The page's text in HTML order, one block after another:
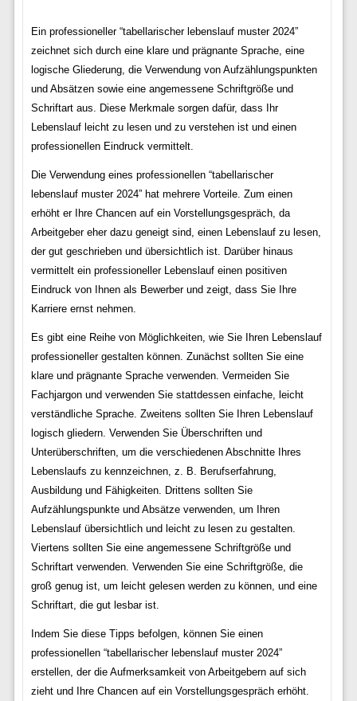
Ein professioneller “tabellarischer lebenslauf muster 2024”
zeichnet sich durch eine klare und prägnante Sprache, eine
logische Gliederung, die Verwendung von Aufzählungspunkten
und Absätzen sowie eine angemessene Schriftgröße und
Schriftart aus. Diese Merkmale sorgen dafür, dass Ihr
Lebenslauf leicht zu lesen und zu verstehen ist und einen
professionellen Eindruck vermittelt.
Die Verwendung eines professionellen “tabellarischer
lebenslauf muster 2024” hat mehrere Vorteile. Zum einen
erhöht er Ihre Chancen auf ein Vorstellungsgespräch, da
Arbeitgeber eher dazu geneigt sind, einen Lebenslauf zu lesen,
der gut geschrieben und übersichtlich ist. Darüber hinaus
vermittelt ein professioneller Lebenslauf einen positiven
Eindruck von Ihnen als Bewerber und zeigt, dass Sie Ihre
Karriere ernst nehmen.
Es gibt eine Reihe von Möglichkeiten, wie Sie Ihren Lebenslauf
professioneller gestalten können. Zunächst sollten Sie eine
klare und prägnante Sprache verwenden. Vermeiden Sie
Fachjargon und verwenden Sie stattdessen einfache, leicht
verständliche Sprache. Zweitens sollten Sie Ihren Lebenslauf
logisch gliedern. Verwenden Sie Überschriften und
Unterüberschriften, um die verschiedenen Abschnitte Ihres
Lebenslaufs zu kennzeichnen, z. B. Berufserfahrung,
Ausbildung und Fähigkeiten. Drittens sollten Sie
Aufzählungspunkte und Absätze verwenden, um Ihren
Lebenslauf übersichtlich und leicht zu lesen zu gestalten.
Viertens sollten Sie eine angemessene Schriftgröße und
Schriftart verwenden. Verwenden Sie eine Schriftgröße, die
groß genug ist, um leicht gelesen werden zu können, und eine
Schriftart, die gut lesbar ist.
Indem Sie diese Tipps befolgen, können Sie einen
professionellen “tabellarischer lebenslauf muster 2024”
erstellen, der die Aufmerksamkeit von Arbeitgebern auf sich
zieht und Ihre Chancen auf ein Vorstellungsgespräch erhöht.